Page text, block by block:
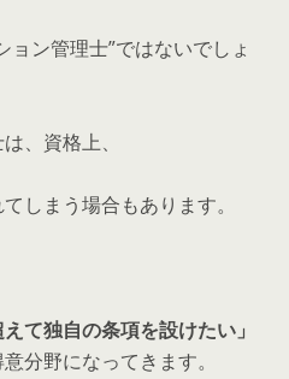
ョン管理士”ではないでしょ
、資格上、
しまう場合もあります。
て独自の条項を設けたい」
分野になってきます。